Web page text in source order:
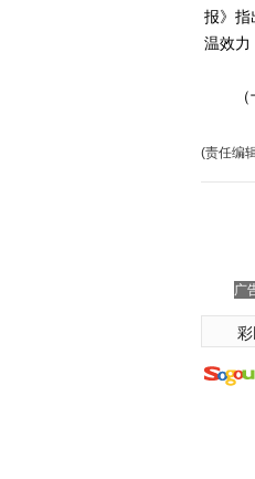
报》指
温效力
（十
(责任编
广